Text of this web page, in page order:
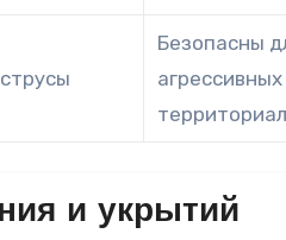
Безопасны
агрессивных
и укрытий